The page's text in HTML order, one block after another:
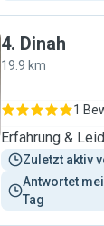
4. Dinah
19.9 km
1
Erfahrung &
Zuletzt aktiv
Antwortet
Tag